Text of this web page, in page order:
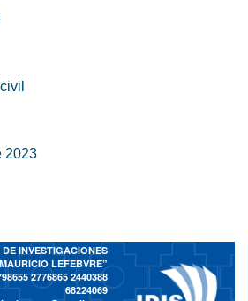
2023
INVESTIGACIONES
LEFEBVRE”
2776865 2440388
68224069